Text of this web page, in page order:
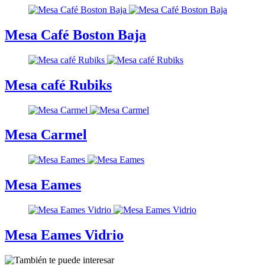
Mesa Café Boston Baja
Mesa café Rubiks
Mesa Carmel
Mesa Eames
Mesa Eames Vidrio